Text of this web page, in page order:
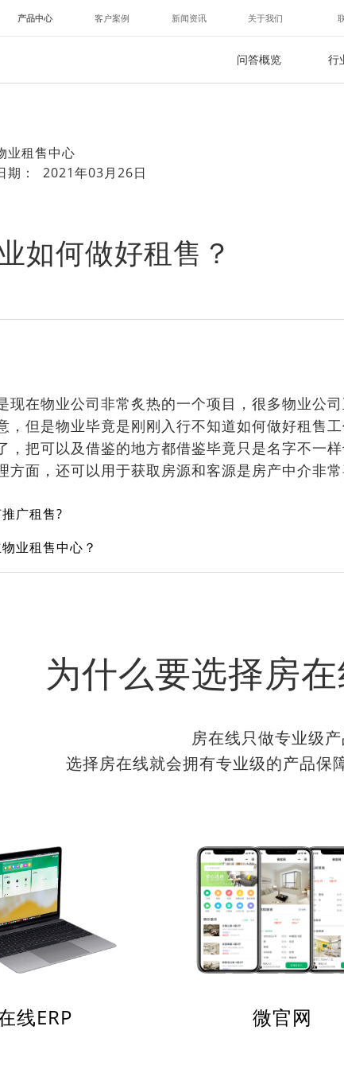
产品中心 客户案例 新闻资讯 关于我们
问答概览 行
业租售中心
期： 2021年03月26日
如何做好租售？
在物业公司非常炙热的一个项目，很多物业公司
，但是物业毕竟是刚刚入行不知道如何做好租售
，把可以及借鉴的地方都借鉴毕竟只是名字不一
方面，还可以用于获取房源和客源是房产中介非常
广租售?
业租售中心？
为什么要选择房
房在线只做专业级产
选择房在线就会拥有专业级的产品保
线ERP 微官网